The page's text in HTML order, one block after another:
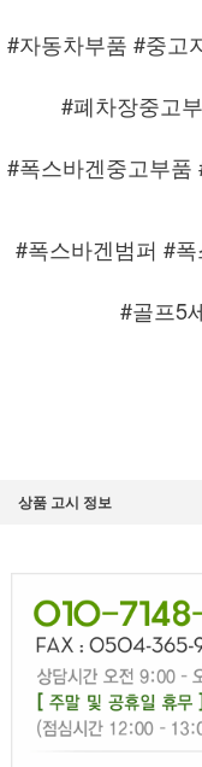
#자동차부품 #중고
#폐차장중고
#폭스바겐중고부품
#폭스바겐범퍼 #
#골프5
상품 고시 정보